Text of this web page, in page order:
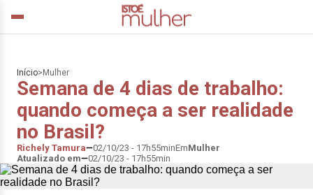
Início> Mulher
Semana de 4 dias de trabalho:
quando começa a ser realidade
no Brasil?
Richely Tamura 02/10/23 - 17h55minEmMulher
Atualizado em
02/10/23 - 17h55min